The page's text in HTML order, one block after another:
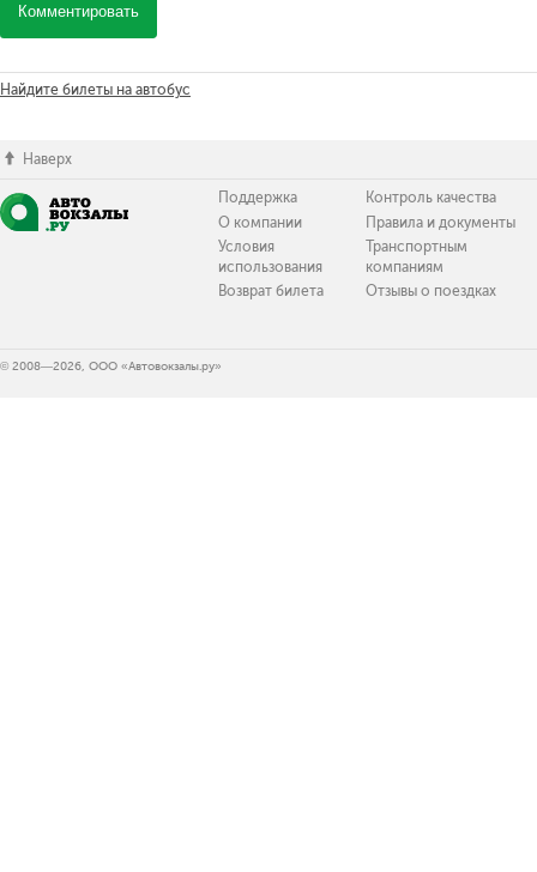
Комментировать
Найдите билеты на автобус
Наверх
Поддержка
О компании
Условия
использования
Возврат билета
Контроль качества
Правила и документы
Транспортным
компаниям
Отзывы о поездках
© 2008—2026, ООО «Автовокзалы.ру»